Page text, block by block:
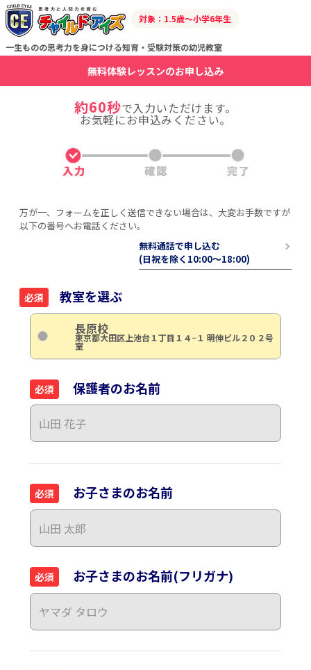
一生ものの思考力を身につける知育・受験対策の幼児教室
対象：1.5歳～小学6年生
無料体験レッスンのお申し込み
約60秒で入力いただけます。
お気軽にお申込みください。
万が一、フォームを正しく送信できない場合は、大変お手数ですが
以下の番号へお電話ください。
無料通話で申し込む
(日祝を除く10:00〜18:00)
必須 教室を選ぶ
長原校
東京都大田区上池台１丁目１４−１ 明伸ビル２０２号
室
必須 保護者のお名前
必須 お子さまのお名前
必須 お子さまのお名前(フリガナ)